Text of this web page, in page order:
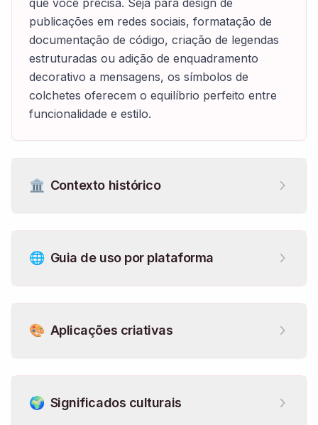
que você precisa. Seja para design de
publicações em redes sociais, formatação de
documentação de código, criação de legendas
estruturadas ou adição de enquadramento
decorativo a mensagens, os símbolos de
colchetes oferecem o equilíbrio perfeito entre
funcionalidade e estilo.
🏛️ Contexto histórico
🌐 Guia de uso por plataforma
🎨 Aplicações criativas
🌍 Significados culturais